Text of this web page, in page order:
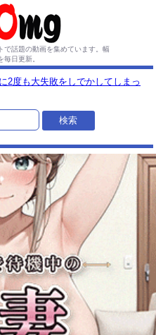
話題の動画を集めています。 幅
毎日更新。
2度も大失敗をしでかしてしまっ